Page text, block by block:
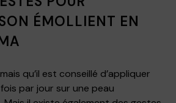
ÉMOLLIENT EN
qu’il est conseillé d’appliquer
par jour sur une peau